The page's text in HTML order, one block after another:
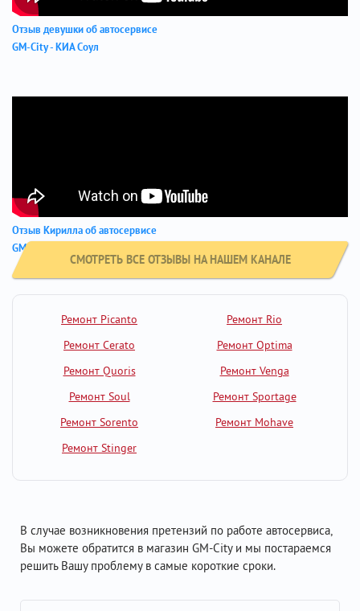
Отзыв девушки об автосервисе
GM-City - КИА Соул
Отзыв Кирилла об автосервисе
GM-City - Хендай Крета
СМОТРЕТЬ ВСЕ ОТЗЫВЫ НА НАШЕМ КАНАЛЕ
Ремонт Picanto
Ремонт Rio
Ремонт Cerato
Ремонт Optima
Ремонт Quoris
Ремонт Venga
Ремонт Soul
Ремонт Sportage
Ремонт Sorento
Ремонт Mohave
Ремонт Stinger
В случае возникновения претензий по работе автосервиса,
Вы можете обратится в магазин GM-City и мы постараемся
решить Вашу проблему в самые короткие сроки.